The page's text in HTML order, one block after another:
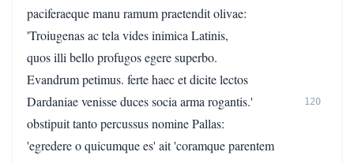
paciferaeque manu ramum praetendit olivae:
'Troiugenas ac tela vides inimica Latinis,
quos illi bello profugos egere superbo.
Evandrum petimus. ferte haec et dicite lectos
Dardaniae venisse duces socia arma rogantis.'
120
obstipuit tanto percussus nomine Pallas:
'egredere o quicumque es' ait 'coramque parentem